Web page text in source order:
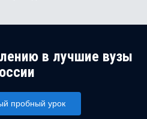
в лучшие вузы
пробный урок